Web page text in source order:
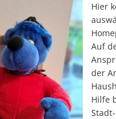
Hier
Auf
der
Hilfe